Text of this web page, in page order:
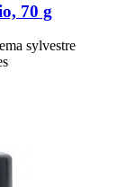
70 g
sylvestre